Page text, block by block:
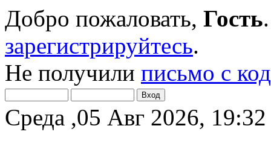
Добро пожаловать, Гость
зарегистрируйтесь.
Не получили письмо с
Среда ,05 Авг 2026, 19:32